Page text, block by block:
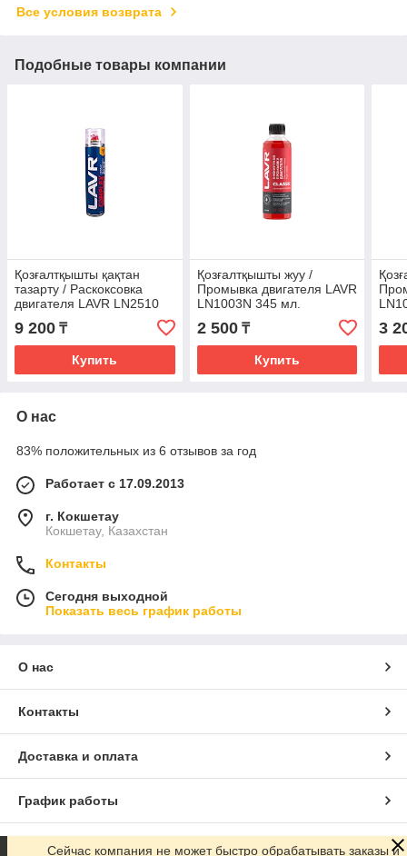
Все условия возврата
Подобные товары компании
Қозғалтқышты қақтан
тазарту / Раскоксовка
двигателя LAVR LN2510
пенная 400мл.
9 200 ₸
Купить
Қозғалтқышты жуу /
Промывка двигателя LAVR
LN1003N 345 мл.
2 500₸
Купить
3
О нас
83% положительных из 6 отзывов за год
Работает с 17.09.2013
г. Кокшетау
Кокшетау, Казахстан
Контакты
Сегодня выходной
Показать весь график работы
О нас
Контакты
Доставка и оплата
График работы
Полная версия сайта
Сейчас компания не может быстро обрабатывать заказы и